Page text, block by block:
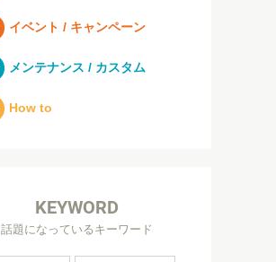
イベント / キャンペーン
メンテナンス / カスタム
How to
KEYWORD
話題になっているキーワード